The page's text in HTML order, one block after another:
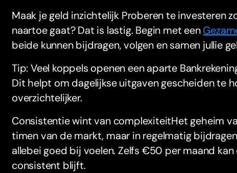
Maak je geld inzichtelijk Proberen te investeren
naartoe gaat? Dat is lastig. Begin met een
beide kunnen bijdragen, volgen en samen jullie
Tip: Veel koppels openen een aparte
Dit helpt om dagelijkse uitgaven gescheiden te
overzichtelijker.
Consistentie wint van complexiteitHet geheim
timen van de markt, maar in regelmatig
allebei goed bij voelen. Zelfs €50 per maand kan
consistent blijft.